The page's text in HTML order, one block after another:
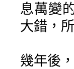
息萬變
大錯，
幾年後